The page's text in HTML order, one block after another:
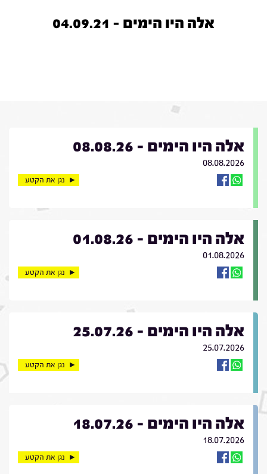
אלה היו הימים - 04.09.21
אלה היו הימים - 08.08.26
08.08.2026
נגן את הקטע
אלה היו הימים - 01.08.26
01.08.2026
נגן את הקטע
אלה היו הימים - 25.07.26
25.07.2026
נגן את הקטע
אלה היו הימים - 18.07.26
18.07.2026
נגן את הקטע